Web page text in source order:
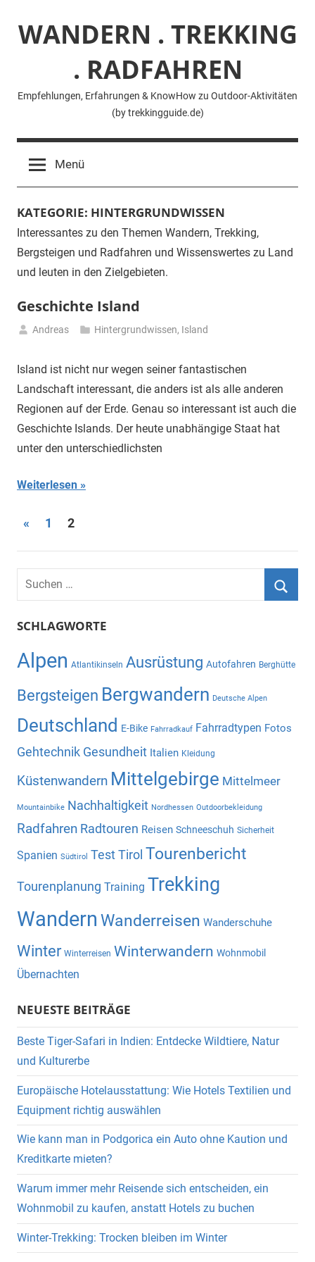
Inhalt
springenWANDERN . TREKKING
. RADFAHREN
Empfehlungen, Erfahrungen & KnowHow zu Outdoor-Aktivitäten
(by trekkingguide.de)
Menü
KATEGORIE: HINTERGRUNDWISSEN
Interessantes zu den Themen Wandern, Trekking,
Bergsteigen und Radfahren und Wissenswertes zu Land
und leuten in den Zielgebieten.
Geschichte Island
November
Andreas Hintergrundwissen, Island
Island ist nicht nur wegen seiner fantastischen
Landschaft interessant, die anders ist als alle anderen
Regionen auf der Erde. Genau so interessant ist auch die
Geschichte Islands. Der heute unabhängige Staat hat
unter den unterschiedlichsten
Weiterlesen
Seitennummerierung
der
Beiträge
« Vorherige
1 2
Suchen
nach:
SCHLAGWORTE
Alpen Atlantikinseln Ausrüstung Autofahren Berghütte
Bergsteigen Bergwandern Deutsche Alpen
Deutschland E-Bike Fahrradkauf Fahrradtypen Fotos
Gehtechnik Gesundheit Italien Kleidung
Küstenwandern Mittelgebirge Mittelmeer
Mountainbike Nachhaltigkeit Nordhessen Outdoorbekleidung
Radfahren Radtouren Reisen Schneeschuh Sicherheit
Spanien Südtirol TestTirol Tourenbericht
Tourenplanung Training Trekking
Wandern Wanderreisen Wanderschuhe
Winter Winterreisen Winterwandern Wohnmobil
Übernachten
NEUESTE BEITRÄGE
Beste Tiger-Safari in Indien: Entdecke Wildtiere, Natur
und Kulturerbe
Europäische Hotelausstattung: Wie Hotels Textilien und
Equipment richtig auswählen
Wie kann man in Podgorica ein Auto ohne Kaution und
Kreditkarte mieten?
Warum immer mehr Reisende sich entscheiden, ein
Wohnmobil zu kaufen, anstatt Hotels zu buchen
Winter-Trekking: Trocken bleiben im Winter